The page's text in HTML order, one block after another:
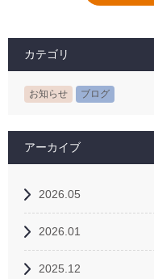
カテゴリ
お知らせ ブログ
アーカイブ
2026.05
2026.01
2025.12